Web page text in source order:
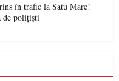
în trafic la Satu Mare!
de polițiști